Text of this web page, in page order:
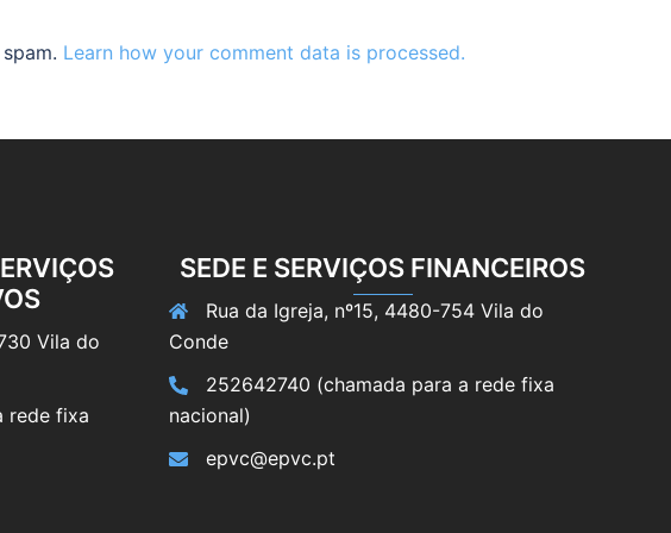
Learn how your comment data is processed.
Vila do
rede fixa
SEDE E SERVIÇOS FINANCEIROS
Rua da Igreja, nº15, 4480-754 Vila do
Conde
252642740 (chamada para a rede fixa
nacional)
epvc@epvc.pt